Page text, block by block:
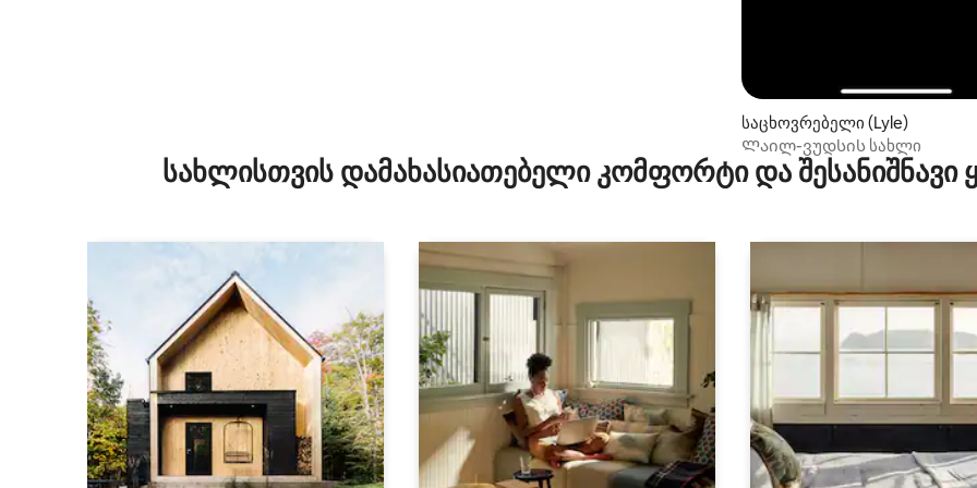
საცხოვრებელი (Lyle)
Ლაილ-ვუდსის სახლი
სახლისთვის დამახასიათებელი კომფორტი და